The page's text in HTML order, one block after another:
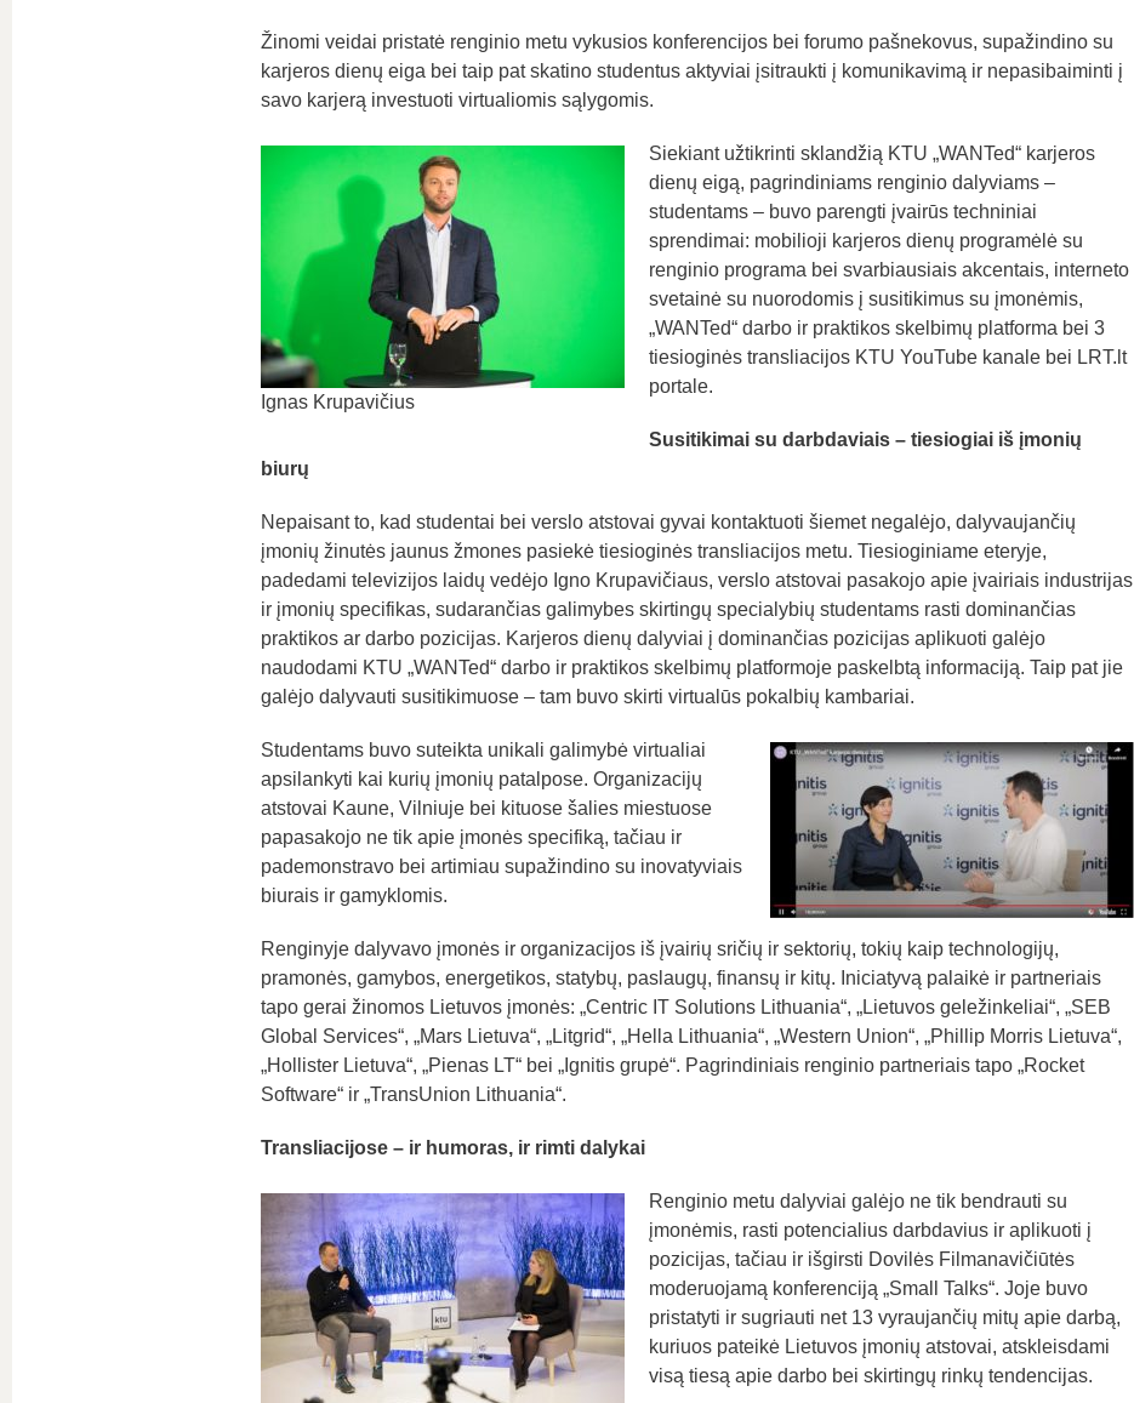
Žinomi veidai pristatė renginio metu vykusios konferencijos bei forumo pašnekovus, supažindino su
karjeros dienų eiga bei taip pat skatino studentus aktyviai įsitraukti į komunikavimą ir nepasibaiminti į
savo karjerą investuoti virtualiomis sąlygomis.
Ignas Krupavičius
Siekiant užtikrinti sklandžią KTU „WANTed“ karjeros
dienų eigą, pagrindiniams renginio dalyviams –
studentams – buvo parengti įvairūs techniniai
sprendimai: mobilioji karjeros dienų programėlė su
renginio programa bei svarbiausiais akcentais, interneto
svetainė su nuorodomis į susitikimus su įmonėmis,
„WANTed“ darbo ir praktikos skelbimų platforma bei 3
tiesioginės transliacijos KTU YouTube kanale bei LRT.lt
portale.
Susitikimai su darbdaviais – tiesiogiai iš įmonių
biurų
Nepaisant to, kad studentai bei verslo atstovai gyvai kontaktuoti šiemet negalėjo, dalyvaujančių
įmonių žinutės jaunus žmones pasiekė tiesioginės transliacijos metu. Tiesioginiame eteryje,
padedami televizijos laidų vedėjo Igno Krupavičiaus, verslo atstovai pasakojo apie įvairiais industrijas
ir įmonių specifikas, sudarančias galimybes skirtingų specialybių studentams rasti dominančias
praktikos ar darbo pozicijas. Karjeros dienų dalyviai į dominančias pozicijas aplikuoti galėjo
naudodami KTU „WANTed“ darbo ir praktikos skelbimų platformoje paskelbtą informaciją. Taip pat jie
galėjo dalyvauti susitikimuose – tam buvo skirti virtualūs pokalbių kambariai.
Studentams buvo suteikta unikali galimybė virtualiai
apsilankyti kai kurių įmonių patalpose. Organizacijų
atstovai Kaune, Vilniuje bei kituose šalies miestuose
papasakojo ne tik apie įmonės specifiką, tačiau ir
pademonstravo bei artimiau supažindino su inovatyviais
biurais ir gamyklomis.
Renginyje dalyvavo įmonės ir organizacijos iš įvairių sričių ir sektorių, tokių kaip technologijų,
pramonės, gamybos, energetikos, statybų, paslaugų, finansų ir kitų. Iniciatyvą palaikė ir partneriais
tapo gerai žinomos Lietuvos įmonės: „Centric IT Solutions Lithuania“, „Lietuvos geležinkeliai“, „SEB
Global Services“, „Mars Lietuva“, „Litgrid“, „Hella Lithuania“, „Western Union“, „Phillip Morris Lietuva“,
„Hollister Lietuva“, „Pienas LT“ bei „Ignitis grupė“. Pagrindiniais renginio partneriais tapo „Rocket
Software“ ir „TransUnion Lithuania“.
Transliacijose – ir humoras, ir rimti dalykai
Renginio metu dalyviai galėjo ne tik bendrauti su
įmonėmis, rasti potencialius darbdavius ir aplikuoti į
pozicijas, tačiau ir išgirsti Dovilės Filmanavičiūtės
moderuojamą konferenciją „Small Talks“. Joje buvo
pristatyti ir sugriauti net 13 vyraujančių mitų apie darbą,
kuriuos pateikė Lietuvos įmonių atstovai, atskleisdami
visą tiesą apie darbo bei skirtingų rinkų tendencijas.